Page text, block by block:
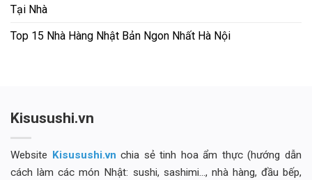
Tại Nhà
Top 15 Nhà Hàng Nhật Bản Ngon Nhất Hà Nội
Kisusushi.vn
Website Kisusushi.vn chia sẻ tinh hoa ẩm thực (hướng dẫn
cách làm các món Nhật: sushi, sashimi..., nhà hàng, đầu bếp,